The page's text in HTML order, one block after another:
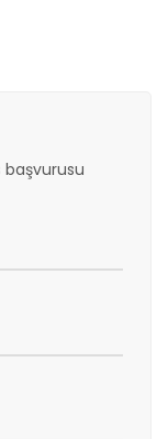
başvurusu